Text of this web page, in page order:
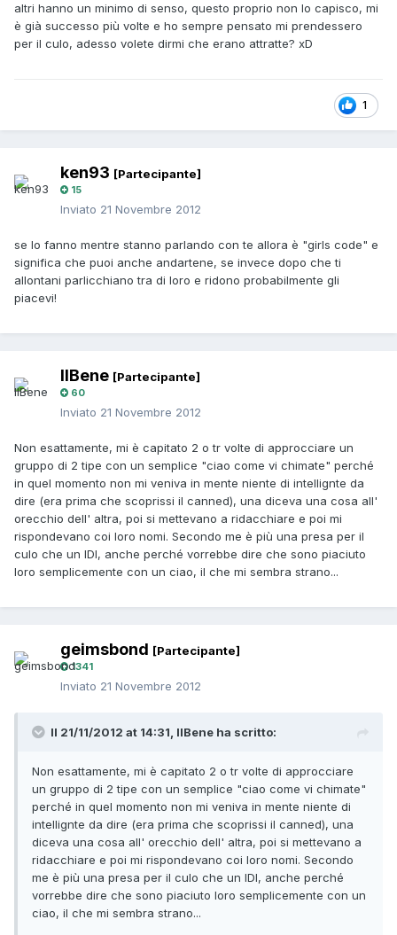
altri hanno un minimo di senso, questo proprio non lo capisco, mi
è già successo più volte e ho sempre pensato mi prendessero
per il culo, adesso volete dirmi che erano attratte? xD
1
ken93 [Partecipante]
15
Inviato 21 Novembre 2012
se lo fanno mentre stanno parlando con te allora è "girls code" e
significa che puoi anche andartene, se invece dopo che ti
allontani parlicchiano tra di loro e ridono probabilmente gli
piacevi!
IlBene [Partecipante]
60
Inviato 21 Novembre 2012
Non esattamente, mi è capitato 2 o tr volte di approcciare un
gruppo di 2 tipe con un semplice "ciao come vi chimate" perché
in quel momento non mi veniva in mente niente di intellignte da
dire (era prima che scoprissi il canned), una diceva una cosa all'
orecchio dell' altra, poi si mettevano a ridacchiare e poi mi
rispondevano coi loro nomi. Secondo me è più una presa per il
culo che un IDI, anche perché vorrebbe dire che sono piaciuto
loro semplicemente con un ciao, il che mi sembra strano...
geimsbond [Partecipante]
1341
Inviato 21 Novembre 2012
Il 21/11/2012 at 14:31, IlBene ha scritto:
Non esattamente, mi è capitato 2 o tr volte di approcciare
un gruppo di 2 tipe con un semplice "ciao come vi chimate"
perché in quel momento non mi veniva in mente niente di
intellignte da dire (era prima che scoprissi il canned), una
diceva una cosa all' orecchio dell' altra, poi si mettevano a
ridacchiare e poi mi rispondevano coi loro nomi. Secondo
me è più una presa per il culo che un IDI, anche perché
vorrebbe dire che sono piaciuto loro semplicemente con un
ciao, il che mi sembra strano...